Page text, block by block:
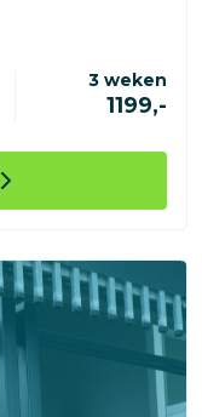
3 weken
1199,-